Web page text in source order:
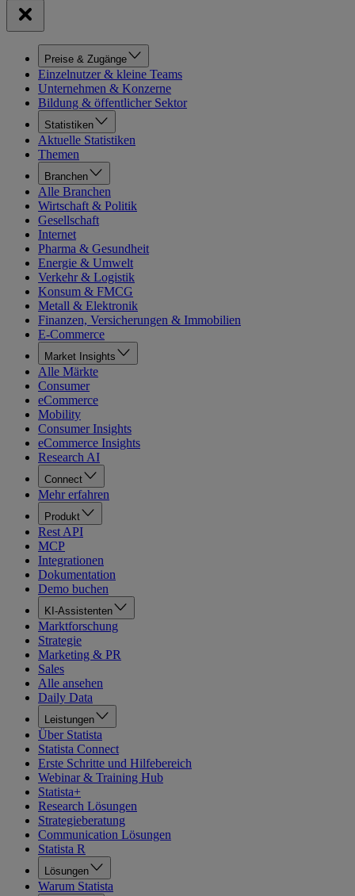
Preise & Zugänge
Einzelnutzer & kleine Teams
Unternehmen & Konzerne
Bildung & öffentlicher Sektor
Statistiken
Aktuelle Statistiken
Themen
Branchen
Alle Branchen
Wirtschaft & Politik
Gesellschaft
Internet
Pharma & Gesundheit
Energie & Umwelt
Verkehr & Logistik
Konsum & FMCG
Metall & Elektronik
Finanzen, Versicherungen & Immobilien
E-Commerce
Market Insights
Alle Märkte
Consumer
eCommerce
Mobility
Consumer Insights
eCommerce Insights
Research AI
Connect
Mehr erfahren
Produkt
Rest API
MCP
Integrationen
Dokumentation
Demo buchen
KI-Assistenten
Marktforschung
Strategie
Marketing & PR
Sales
Alle ansehen
Daily Data
Leistungen
Über Statista
Statista Connect
Erste Schritte und Hilfebereich
Webinar & Training Hub
Statista+
Research Lösungen
Strategieberatung
Communication Lösungen
Statista R
Lösungen
Warum Statista